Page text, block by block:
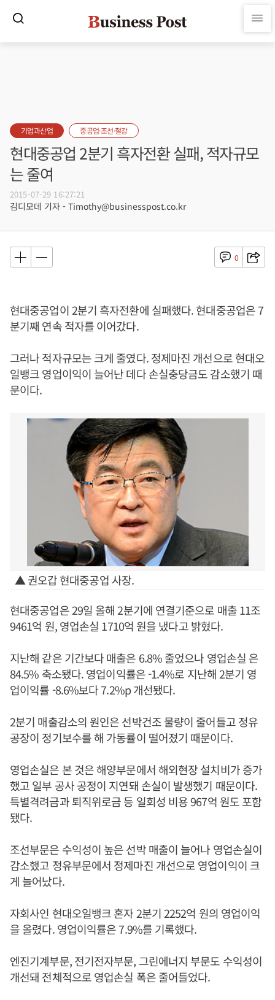
기업과산업 중공업·조선·철강
현대중공업 2분기 흑자전환 실패, 적자규모
는 줄여
2015-07-29 16:27:21
김디모데 기자 - Timothy@businesspost.co.kr
0
현대중공업이 2분기 흑자전환에 실패했다. 현대중공업은 7
분기째 연속 적자를 이어갔다.
그러나 적자규모는 크게 줄였다. 정제마진 개선으로 현대오
일뱅크 영업이익이 늘어난 데다 손실충당금도 감소했기 때
문이다.
▲ 권오갑 현대중공업 사장.
현대중공업은 29일 올해 2분기에 연결기준으로 매출 11조
9461억 원, 영업손실 1710억 원을 냈다고 밝혔다.
지난해 같은 기간보다 매출은 6.8% 줄었으나 영업손실 은
84.5% 축소됐다. 영업이익률은 -1.4%로 지난해 2분기 영
업이익률 -8.6%보다 7.2%p 개선됐다.
2분기 매출감소의 원인은 선박건조 물량이 줄어들고 정유
공장이 정기보수를 해 가동률이 떨어졌기 때문이다.
영업손실은 본 것은 해양부문에서 해외현장 설치비가 증가
했고 일부 공사 공정이 지연돼 손실이 발생했기 때문이다.
특별격려금과 퇴직위로금 등 일회성 비용 967억 원도 포함
됐다.
조선부문은 수익성이 높은 선박 매출이 늘어나 영업손실이
감소했고 정유부문에서 정제마진 개선으로 영업이익이 크
게 늘어났다.
자회사인 현대오일뱅크 혼자 2분기 2252억 원의 영업이익
을 올렸다. 영업이익률은 7.9%를 기록했다.
엔진기계부문, 전기전자부문, 그린에너지 부문도 수익성이
개선돼 전체적으로 영업손실 폭은 줄어들었다.